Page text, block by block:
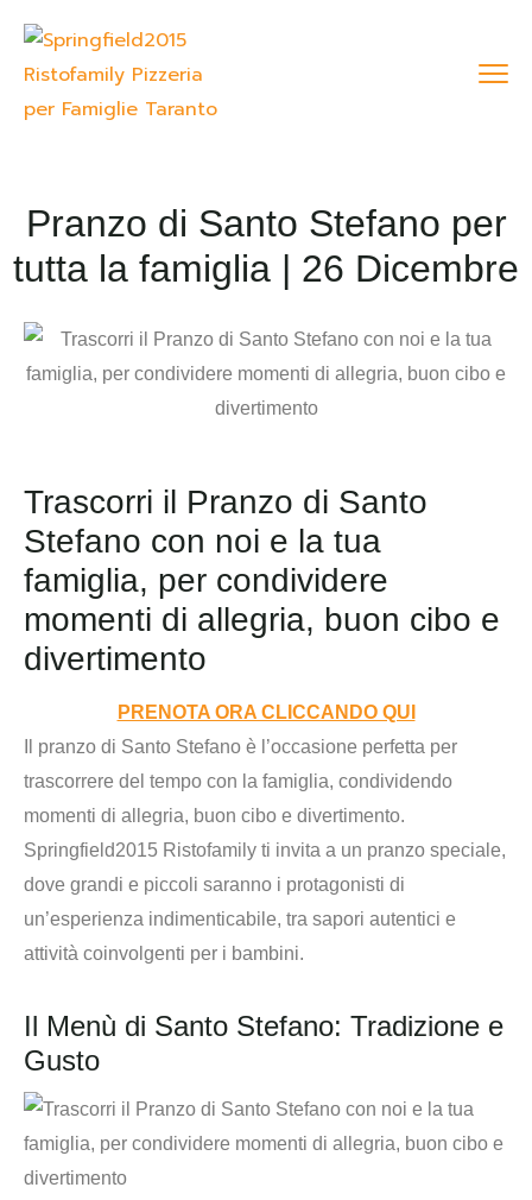
Pranzo di Santo Stefano per
tutta la famiglia | 26 Dicembre
Trascorri il Pranzo di Santo
Stefano con noi e la tua
famiglia, per condividere
momenti di allegria, buon cibo e
divertimento
PRENOTA ORA CLICCANDO QUI
Il pranzo di Santo Stefano è l’occasione perfetta per
trascorrere del tempo con la famiglia, condividendo
momenti di allegria, buon cibo e divertimento.
Springfield2015 Ristofamily ti invita a un pranzo speciale,
dove grandi e piccoli saranno i protagonisti di
un’esperienza indimenticabile, tra sapori autentici e
attività coinvolgenti per i bambini.
Il Menù di Santo Stefano: Tradizione e
Gusto